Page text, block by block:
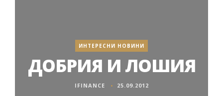
ИНТЕРЕСНИ НОВИНИ
ДОБРИЯ И ЛОШИЯ
IFINANCE 25.09.2012